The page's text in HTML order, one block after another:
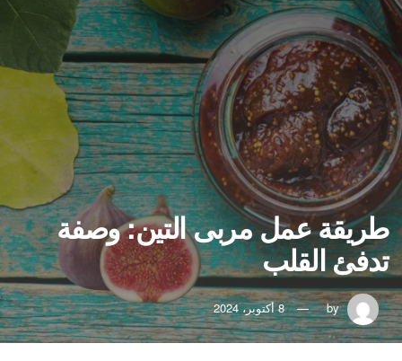
طريقة عمل مربى التين: وصفة
تدفئ القلب
by 8 أكتوبر، 2024